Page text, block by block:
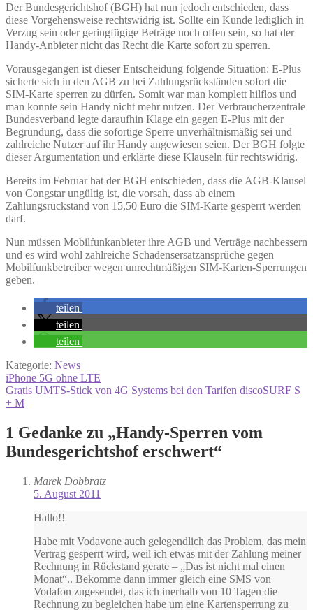
Der Bundesgerichtshof (BGH) hat nun jedoch entschieden, dass
diese Vorgehensweise rechtswidrig ist. Sollte ein Kunde lediglich in
Verzug sein oder geringfügige Beträge noch offen sein, so hat der
Handy-Anbieter nicht das Recht die Karte sofort zu sperren.
Vorausgegangen ist dieser Entscheidung folgende Situation: E-Plus
sicherte sich in den AGB zu bei Zahlungsrückständen sofort die
SIM-Karte sperren zu dürfen. Somit war man komplett hilflos und
man konnte sein Handy nicht mehr nutzen. Der Verbraucherzentrale
Bundesverband legte daraufhin Klage ein gegen E-Plus mit der
Begründung, dass die sofortige Sperre unverhältnismäßig sei und
zahlreiche Nutzer auf ihr Handy angewiesen seien. Der BGH folgte
dieser Argumentation und erklärte diese Klauseln für rechtswidrig.
Bereits im Februar hat der BGH entschieden, dass die AGB-Klausel
von Congstar ungültig ist, die vorsah, dass ab einem
Zahlungsrückstand von 15,50 Euro die SIM-Karte gesperrt werden
darf.
Nun müssen Mobilfunkanbieter ihre AGB und Verträge nachbessern
und es wird wohl zahlreiche Schadensersatzansprüche gegen
Mobilfunkbetreiber wegen unrechtmäßigen SIM-Karten-Sperrungen
geben.
teilen
teilen
teilen
Kategorie: News
Beitragsnavigation
Vorheriger
Beitrag:
iPhone 5G ohne LTE
Nächster
Beitrag:
Gratis UMTS-Stick von 4G Systems bei den Tarifen discoSURF S
+ M
1 Gedanke zu „Handy-Sperren vom
Bundesgerichtshof erschwert“
Marek Dobbratz
5. August 2011
Hallo!!
Habe mit Vodavone auch gelegendlich das Problem, das mein
Vertrag gesperrt wird, weil ich etwas mit der Zahlung meiner
Rechnung in Rückstand gerate – „Das ist nicht mal einen
Monat“.. Bekomme dann immer gleich eine SMS von
Vodafon zugesendet, das ich inerhalb von 10 Tagen die
Rechnung zu begleichen habe um eine Kartensperrung zu